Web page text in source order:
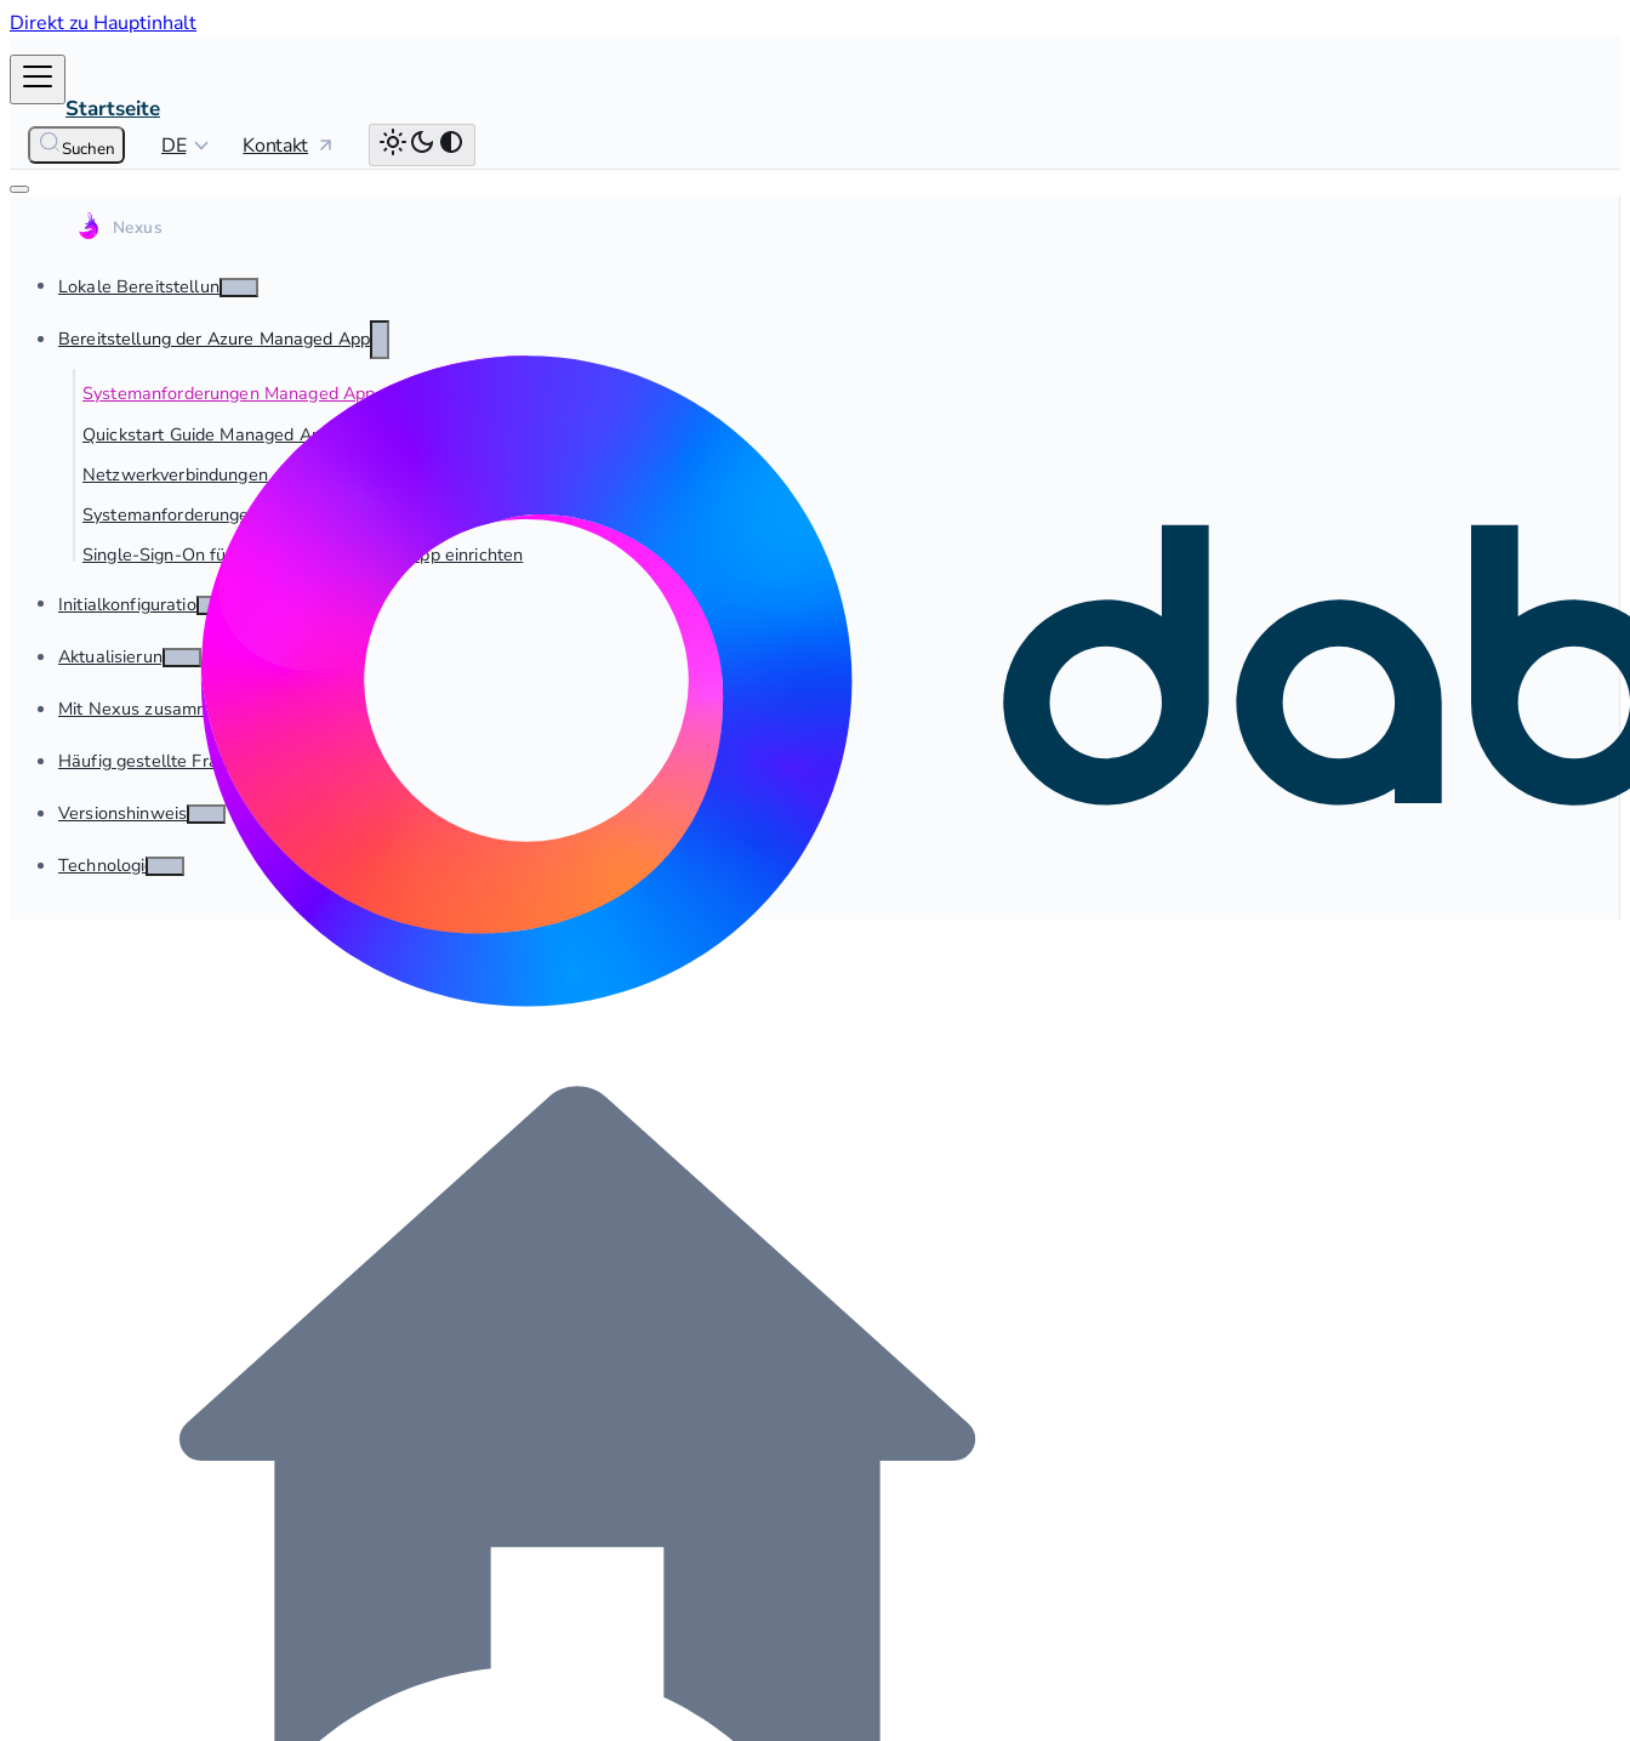
Direkt zu Hauptinhalt
Startseite
DE Kontakt
Suchen
Lokale Bereitstellung
Bereitstellung der Azure Managed App
Systemanforderungen Managed App
Quickstart Guide Managed App
Netzwerkverbindungen – Managed App
Systemanforderungen für Fabric-Verbindungen
Single-Sign-On für dab Nexus Managed App einrichten
Initialkonfiguration
Aktualisierung
Mit Nexus zusammenarbeiten
Häufig gestellte Fragen
Versionshinweise
Technologie